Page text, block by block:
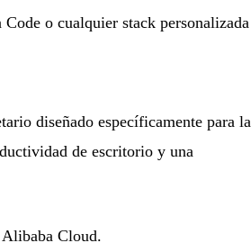
o cualquier stack personalizada
diseñado específicamente para la
de escritorio y una
Cloud.